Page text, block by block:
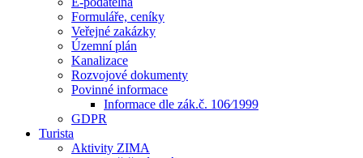
Formuláře, ceníky
Veřejné zakázky
Územní plán
Kanalizace
Rozvojové dokumenty
Povinné informace
Informace dle zák.č. 106⁄1999
GDPR
Turista
Aktivity ZIMA